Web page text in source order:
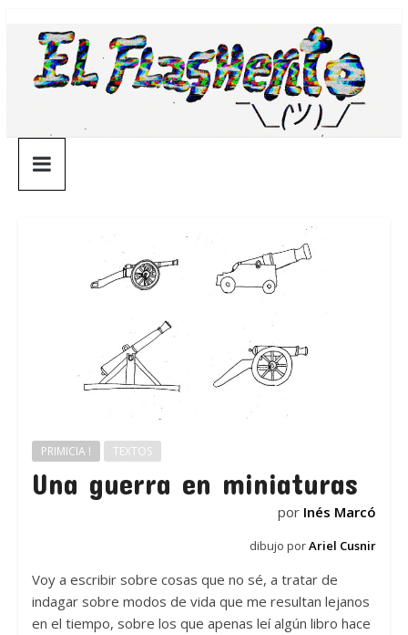
contenido
¯\_(ツ)_/
¯
PRIMICIA ! TEXTOS
Una guerra en miniaturas
por Inés Marcó
dibujo porAriel Cusnir
Voy a escribir sobre cosas que no sé, a tratar de
indagar sobre modos de vida que me resultan lejanos
en el tiempo, sobre los que apenas leí algún libro hace